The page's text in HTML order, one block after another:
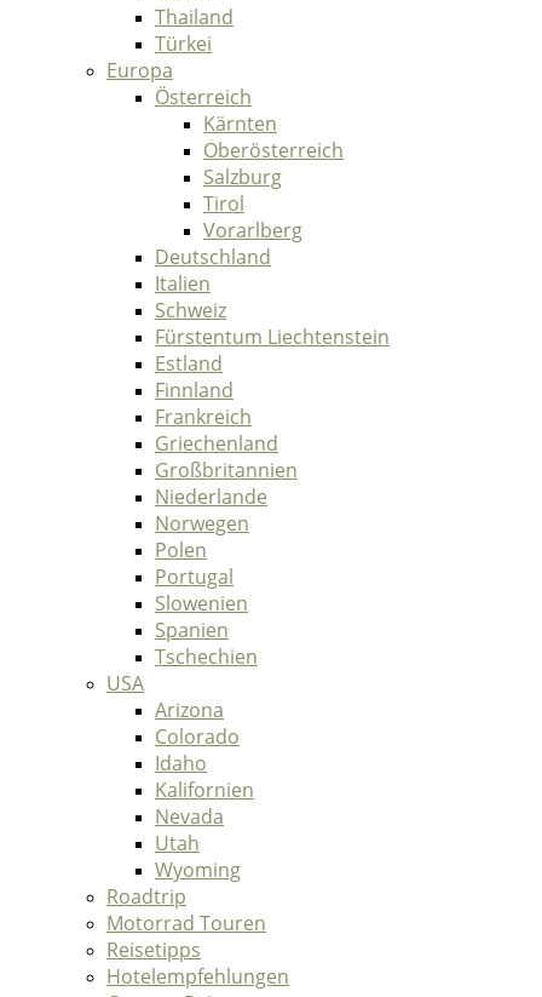
Thailand
Türkei
Europa
Österreich
Kärnten
Oberösterreich
Salzburg
Tirol
Vorarlberg
Deutschland
Italien
Schweiz
Fürstentum Liechtenstein
Estland
Finnland
Frankreich
Griechenland
Großbritannien
Niederlande
Norwegen
Polen
Portugal
Slowenien
Spanien
Tschechien
USA
Arizona
Colorado
Idaho
Kalifornien
Nevada
Utah
Wyoming
Roadtrip
Motorrad Touren
Reisetipps
Hotelempfehlungen